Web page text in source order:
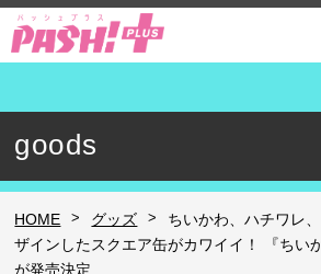
goods
HOME > グッズ >
ちいかわ、ハチワレ
ザインしたスクエア缶がカワイイ！ 『ちい
が発売決定